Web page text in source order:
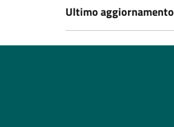
Ultimo aggiornamento